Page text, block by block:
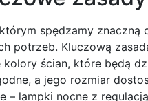
spędzamy
potrzeb. Kluczową
ścian, które będą
a jego rozmiar
– lampki nocne z